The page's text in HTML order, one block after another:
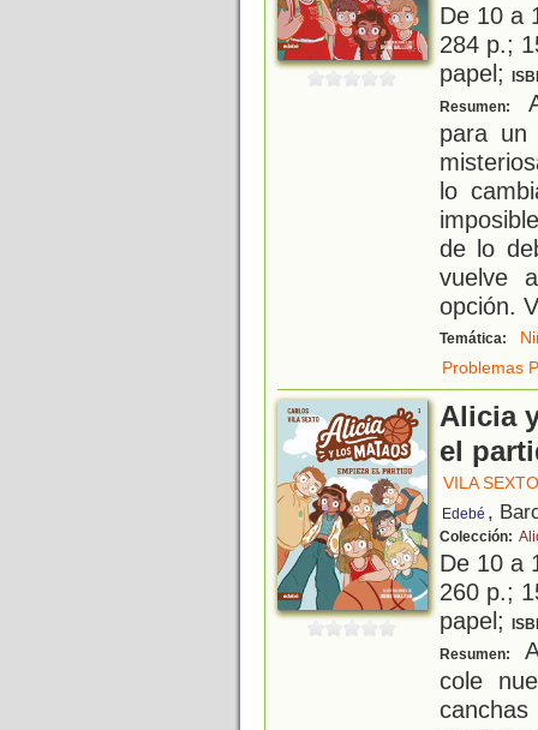
De 10 a
284 p.;
papel;
Resumen:
para un
lo
de lo
vuelve
opción.
Temática:
Problemas
Alicia
el
VILA
Edebé ,
Colección:
De 10 a
260 p.;
papel;
Resumen:
cole